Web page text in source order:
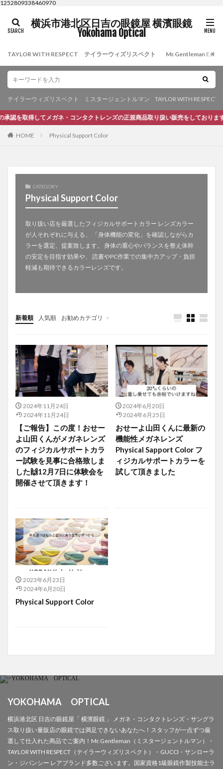
1252809338460970
横浜市港北区日吉の眼鏡屋 横濱眼鏡
Yokohama Optical
TAYLOR WITH RESPECT テイラーウィズリスペクト Mr.Gentleman
テイラーウィズリスペクト ミスタージェントルマン TAYLOR WITH RESPECT
てメガネ・コンタクトレンズの正規商品取り扱い販売をしております。テイ
HOME Physical Support Color
CATEGORY
Physical Support Color
取り扱い店を厳選したフィジカルサポートカラー レンズカラー
が人それぞれに与える、 「身体機能の変化」を確認しながらカ
ラーを選定、提案致します。 身体の重心やバランスを整え体幹
の安定を目指す効果や、 読書やPC作業での集中力アップ・負担
軽減も期待できるカラーレンズです。
新着順 人気順 お勧めカテゴリ
Uncategorized
2024年11月24日
2024年11月24日
【ご報告】この度！おせー
よ山田くんがメガネレンズ
のフィジカルサポートカラ
ー試験を見事に合格致しま
した🙌12月7日に体験会を
開催させて頂きます！
2024年6月20日
2024年6月25日
おせーよ山田くんに最新の
機能性メガネレンズ
Physical Sapport Color フ
ィジカルサポートカラーを
試して頂きました
2023年6月23日
2024年6月20日
Physical Support Color
YOKOHAMA OPTICAL
横浜港北区 日吉の眼鏡屋「 横濱眼鏡 」 メガネ・コンタクトレンズ・サングラ
ス取り扱い量販店の眼鏡では満足できないあなたへ！スタッフが一点ずつ厳
選して仕入れた商品でご案内！Mr.Gentleman（ミスタージェントルマン）・
TAYLOR WITH RESPECT（テイラーウィズリスペクト）・GUCCI・サンローラ
ン・ジバンシー レアブランド多数ございます。国家資格1級眼鏡作製技能士ラ